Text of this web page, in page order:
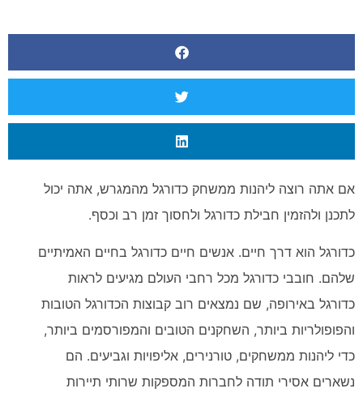
אם אתה רוצה ליהנות ממשחק כדורגל מהמגרש, אתה יכול
לתכנן ולהזמין חבילת כדורגל ולחסוך זמן רב וכסף.
כדורגל הוא דרך חיים. אנשים חיים כדורגל בחיים האמיתיים
שלהם. חובבי כדורגל מכל רחבי העולם מגיעים לראות
כדורגל באירופה, שם נמצאים רוב קבוצות הכדורגל הטובות
והפופולריות ביותר, השחקנים הטובים והמפורסמים ביותר,
כדי ליהנות ממשחקים, טורנירים, אליפויות וגביעים. הם
נשארים אסירי תודה לחברות המספקות שרותי תיירות